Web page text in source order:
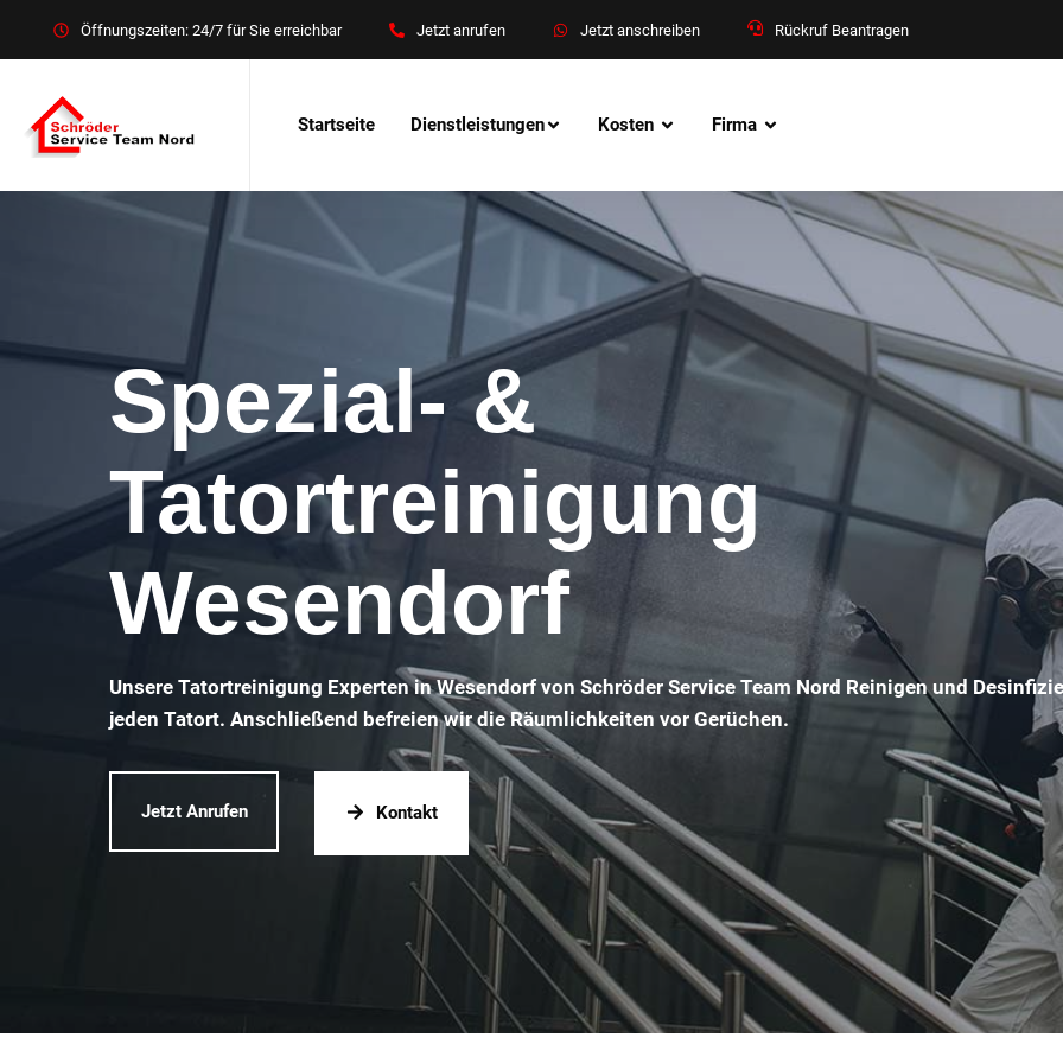
Öffnungszeiten: 24/7 für Sie erreichbar Jetzt anrufen Jetzt anschreiben Rückruf Beantragen
Startseite Dienstleistungen Kosten Firma
Spezial- &
Tatortreinigung
Wesendorf
Unsere Tatortreinigung Experten in Wesendorf von Schröder Service Team Nord Reinigen und
jeden Tatort. Anschließend befreien wir die Räumlichkeiten vor Gerüchen.
Jetzt Anrufen Kontakt